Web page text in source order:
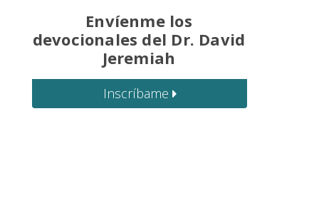
Envíenme los
devocionales del Dr. David
Jeremiah
Inscríbame